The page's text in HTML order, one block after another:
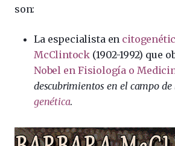
son:
La especialista en
McClintock (1902-1992) que
Nobel en Fisiología o
descubrimientos en el campo de
genética.